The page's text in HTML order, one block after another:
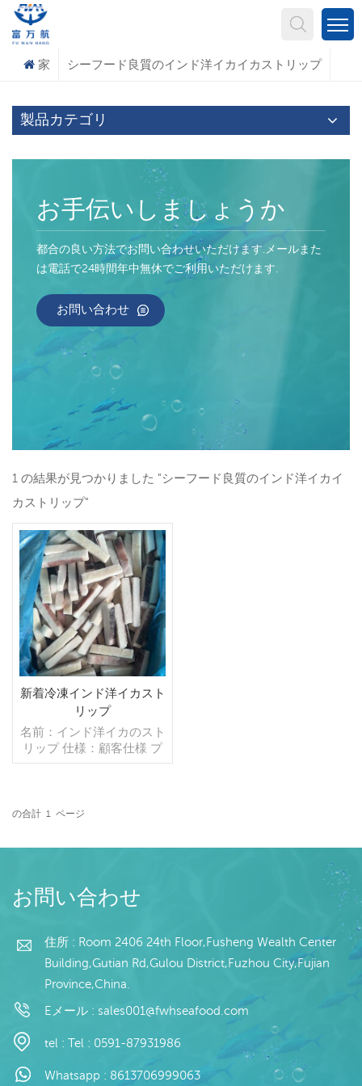
家 シーフード良質のインド洋イカイカストリップ
製品カテゴリ
お手伝いしましょうか
都合の良い方法でお問い合わせいただけます.メールまた
は電話で24時間年中無休でご利用いただけます.
お問い合わせ
1 の結果が見つかりました "シーフード良質のインド洋イカイ
カストリップ"
新着冷凍インド洋イカスト
リップ
名前：インド洋イカのスト
リップ 仕様：顧客仕様 プ
ロセス：カット グレージ
バッグ,10kg /織りバッグ
売モデル：卸売/輸出 min .
払い：TT/С確認された取
消不能のLCを一目で 発
起源：中国 ブランド：fu
wang hang
の合計 1 ページ
お問い合わせ
住所 : Room 2406 24th Floor,Fusheng Wealth Center
Building,Gutian Rd,Gulou District,Fuzhou City,Fujian
Province,China.
Eメール : sales001@fwhseafood.com
tel : Tel : 0591-87931986
Whatsapp : 8613706999063